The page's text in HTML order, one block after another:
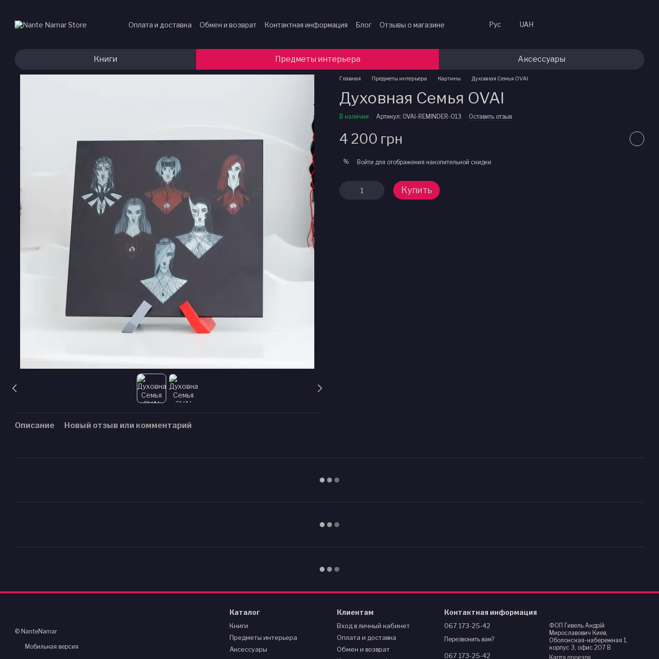
Оплата и доставка Обмен и возврат Контактная информация Блог Отзывы о магазине Рус UAH
Книги Предметы интерьера Аксессуары
Описание Новый отзыв или комментарий
Главная Предметы интерьера Картины Духовная Семья OVAI
Духовная Семья OVAI
В наличии Артикул: OVAI-REMINDER-013 Оставить отзыв
4 200 грн
% Войти для отображения накопительной скидки
Купить
© NanteNamar
Мобильная версия
Каталог
Книги
Предметы интерьера
Аксессуары
Клиентам
Вход в личный кабинет
Оплата и доставка
Обмен и возврат
Контактная информация
067 173-25-42
Перезвонить вам?
067 173-25-42
ФОП Гивель Андрій
Мирославович Киев,
Оболонская-набережная 1,
корпус 3, офис 207 В
Карта проезда